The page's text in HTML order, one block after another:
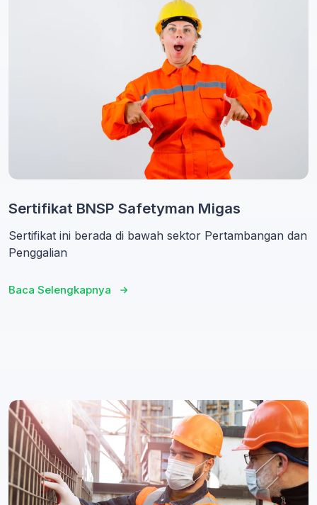
Sertifikat BNSP Safetyman Migas
Sertifikat ini berada di bawah sektor Pertambangan dan
Penggalian
Baca Selengkapnya